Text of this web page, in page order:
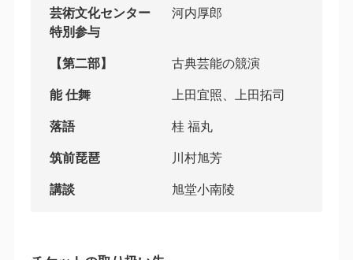
芸術文化センター
特別参与
河内厚郎
【第二部】 古典芸能の競演
能 仕舞 上田宜照、上田拓司
落語 桂 福丸
筑前琵琶 川村旭芳
講談 旭堂小南陵